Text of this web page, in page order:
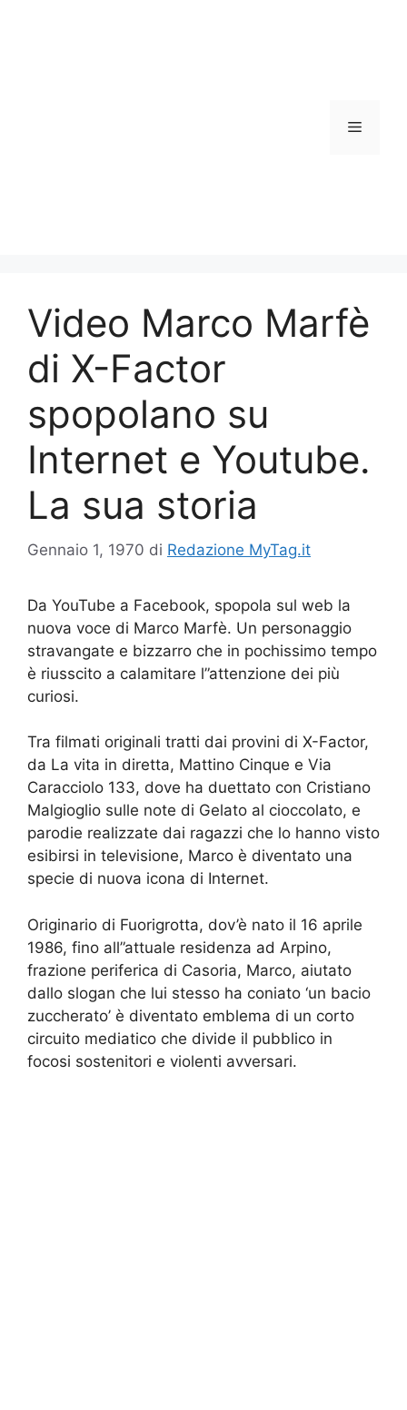
Menu
Video Marco Marfè
di X-Factor
spopolano su
Internet e Youtube.
La sua storia
Gennaio 1, 1970 di Redazione MyTag.it
Da YouTube a Facebook, spopola sul web la
nuova voce di Marco Marfè. Un personaggio
stravangate e bizzarro che in pochissimo tempo
è riusscito a calamitare l”attenzione dei più
curiosi.
Tra filmati originali tratti dai provini di X-Factor,
da La vita in diretta, Mattino Cinque e Via
Caracciolo 133, dove ha duettato con Cristiano
Malgioglio sulle note di Gelato al cioccolato, e
parodie realizzate dai ragazzi che lo hanno visto
esibirsi in televisione, Marco è diventato una
specie di nuova icona di Internet.
Originario di Fuorigrotta, dov’è nato il 16 aprile
1986, fino all”attuale residenza ad Arpino,
frazione periferica di Casoria, Marco, aiutato
dallo slogan che lui stesso ha coniato ‘un bacio
zuccherato’ è diventato emblema di un corto
circuito mediatico che divide il pubblico in
focosi sostenitori e violenti avversari.